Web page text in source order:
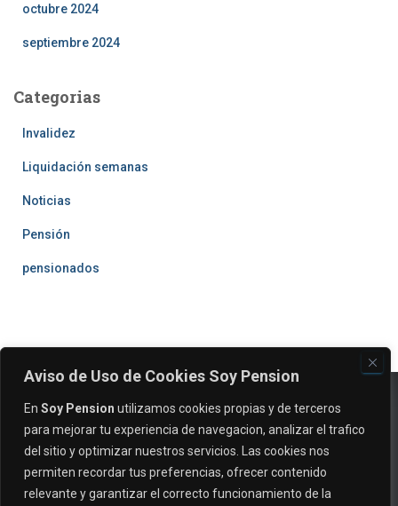
Aviso de Uso de Cookies Soy Pension
En Soy Pension utilizamos cookies propias y de terceros
para mejorar tu experiencia de navegacion, analizar el trafico
del sitio y optimizar nuestros servicios. Las cookies nos
permiten recordar tus preferencias, ofrecer contenido
relevante y garantizar el correcto funcionamiento de la
octubre 2024
septiembre 2024
Categorias
Invalidez
Liquidación semanas
Noticias
Pensión
pensionados